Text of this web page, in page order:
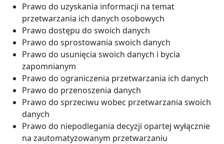
Prawo do uzyskania informacji na temat
przetwarzania ich danych osobowych
Prawo dostępu do swoich danych
Prawo do sprostowania swoich danych
Prawo do usunięcia swoich danych i bycia
zapomnianym
Prawo do ograniczenia przetwarzania ich danych
Prawo do przenoszenia danych
Prawo do sprzeciwu wobec przetwarzania swoich
danych
Prawo do niepodlegania decyzji opartej wyłącznie
na zautomatyzowanym przetwarzaniu